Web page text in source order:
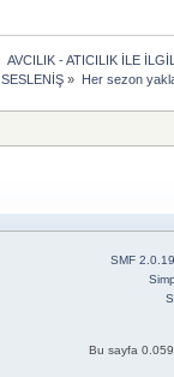
AVCILIK - ATICILIK İLE
» Her sezon
SMF 2.0.19
Bu sayfa